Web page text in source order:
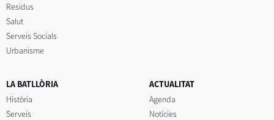
Residus
Salut
Serveis Socials
Urbanisme
LA BATLLÒRIA
Història
Serveis
ACTUALITAT
Agenda
Notícies